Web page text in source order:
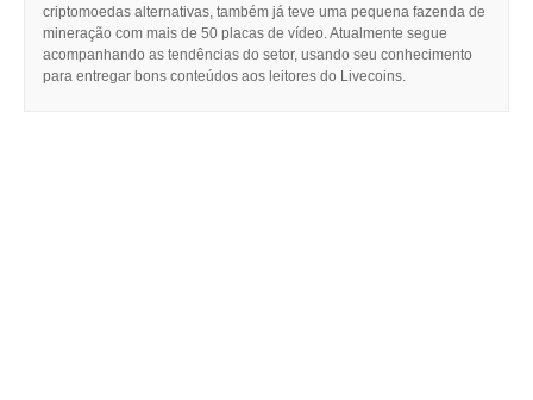
criptomoedas alternativas, também já teve uma pequena fazenda de
mineração com mais de 50 placas de vídeo. Atualmente segue
acompanhando as tendências do setor, usando seu conhecimento
para entregar bons conteúdos aos leitores do Livecoins.